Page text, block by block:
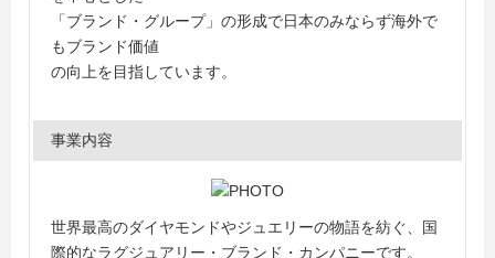
「ブランド・グループ」の形成で日本のみならず海外で
もブランド価値
の向上を目指しています。
事業内容
世界最高のダイヤモンドやジュエリーの物語を紡ぐ、国
際的なラグジュアリー・ブランド・カンパニーです。